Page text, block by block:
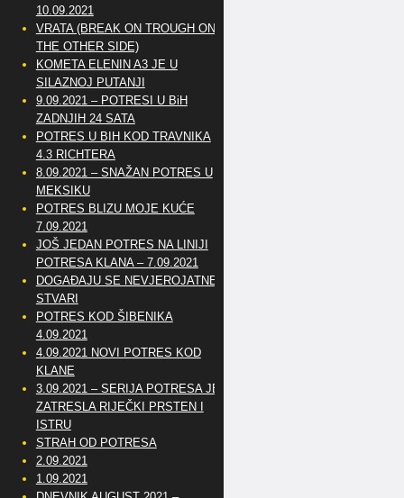
10.09.2021
VRATA (BREAK ON TROUGH ON
THE OTHER SIDE)
KOMETA ELENIN A3 JE U
SILAZNOJ PUTANJI
9.09.2021 – POTRESI U BiH
ZADNJIH 24 SATA
POTRES U BIH KOD TRAVNIKA
4.3 RICHTERA
8.09.2021 – SNAŽAN POTRES U
MEKSIKU
POTRES BLIZU MOJE KUĆE
7.09.2021
JOŠ JEDAN POTRES NA LINIJI
POTRESA KLANA – 7.09.2021
DOGAĐAJU SE NEVJEROJATNE
STVARI
POTRES KOD ŠIBENIKA
4.09.2021
4.09.2021 NOVI POTRES KOD
KLANE
3.09.2021 – SERIJA POTRESA JE
ZATRESLA RIJEČKI PRSTEN I
ISTRU
STRAH OD POTRESA
2.09.2021
1.09.2021